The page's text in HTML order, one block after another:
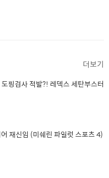
더보기
핑검사 적발?! 레덱스 세탄부스터
재신임 (미쉐린 파일럿 스포츠 4)